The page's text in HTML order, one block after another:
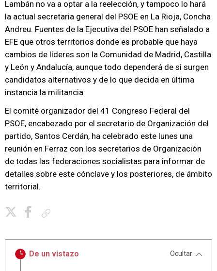
Lambán no va a optar a la reelección, y tampoco lo hará
la actual secretaria general del PSOE en La Rioja, Concha
Andreu. Fuentes de la Ejecutiva del PSOE han señalado a
EFE que otros territorios donde es probable que haya
cambios de líderes son la Comunidad de Madrid, Castilla
y León y Andalucía, aunque todo dependerá de si surgen
candidatos alternativos y de lo que decida en última
instancia la militancia.
El comité organizador del 41 Congreso Federal del
PSOE, encabezado por el secretario de Organización del
partido, Santos Cerdán, ha celebrado este lunes una
reunión en Ferraz con los secretarios de Organización
de todas las federaciones socialistas para informar de
detalles sobre este cónclave y los posteriores, de ámbito
territorial.
De un vistazo Ocultar